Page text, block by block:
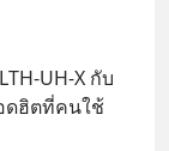
ฤตเศรษฐกิจ
ง ออกมาส่ง
าลูกใหม่ที่
ดหนี้สิน
UH-X กับ
ดฮิตที่คนใช้